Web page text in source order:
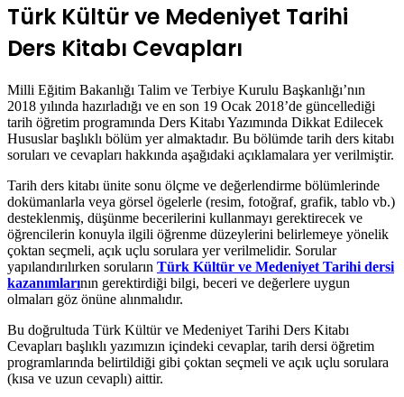
Türk Kültür ve Medeniyet Tarihi
Ders Kitabı Cevapları
Milli Eğitim Bakanlığı Talim ve Terbiye Kurulu Başkanlığı’nın
2018 yılında hazırladığı ve en son 19 Ocak 2018’de güncellediği
tarih öğretim programında Ders Kitabı Yazımında Dikkat Edilecek
Hususlar başlıklı bölüm yer almaktadır. Bu bölümde tarih ders kitabı
soruları ve cevapları hakkında aşağıdaki açıklamalara yer verilmiştir.
Tarih ders kitabı ünite sonu ölçme ve değerlendirme bölümlerinde
dokümanlarla veya görsel ögelerle (resim, fotoğraf, grafik, tablo vb.)
desteklenmiş, düşünme becerilerini kullanmayı gerektirecek ve
öğrencilerin konuyla ilgili öğrenme düzeylerini belirlemeye yönelik
çoktan seçmeli, açık uçlu sorulara yer verilmelidir. Sorular
yapılandırılırken soruların Türk Kültür ve Medeniyet Tarihi dersi
kazanımlarının gerektirdiği bilgi, beceri ve değerlere uygun
olmaları göz önüne alınmalıdır.
Bu doğrultuda Türk Kültür ve Medeniyet Tarihi Ders Kitabı
Cevapları başlıklı yazımızın içindeki cevaplar, tarih dersi öğretim
programlarında belirtildiği gibi çoktan seçmeli ve açık uçlu sorulara
(kısa ve uzun cevaplı) aittir.